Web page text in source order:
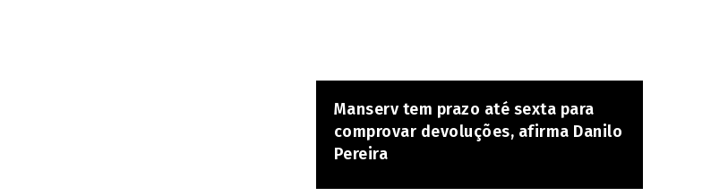
Manserv tem prazo até sexta para
comprovar devoluções, afirma Danilo
Pereira